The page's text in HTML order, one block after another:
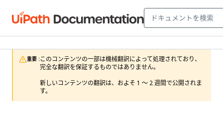
重要 :このコンテンツの一部は機械翻訳によって処理されており、
完全な翻訳を保証するものではありません。
新しいコンテンツの翻訳は、およそ 1 ～ 2 週間で公開されま
す。